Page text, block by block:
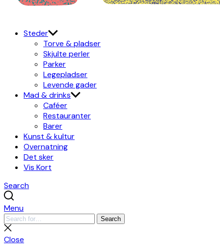
Steder
Torve & pladser
Skjulte perler
Parker
Legepladser
Levende gader
Mad & drinks
Caféer
Restauranter
Barer
Kunst & kultur
Overnatning
Det sker
Vis Kort
Search
Menu
Search
for:
Search
Close
search
Close